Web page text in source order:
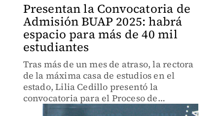
Presentan la Convocatoria de
Admisión BUAP 2025: habrá
espacio para más de 40 mil
estudiantes
Tras más de un mes de atraso, la rectora
de la máxima casa de estudios en el
estado, Lilia Cedillo presentó la
convocatoria para el Proceso de
Admisión 2025.